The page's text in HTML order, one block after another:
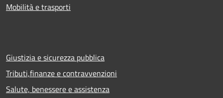
Mobilità e trasporti
Giustizia e sicurezza pubblica
Tributi,finanze e contravvenzioni
Salute, benessere e assistenza